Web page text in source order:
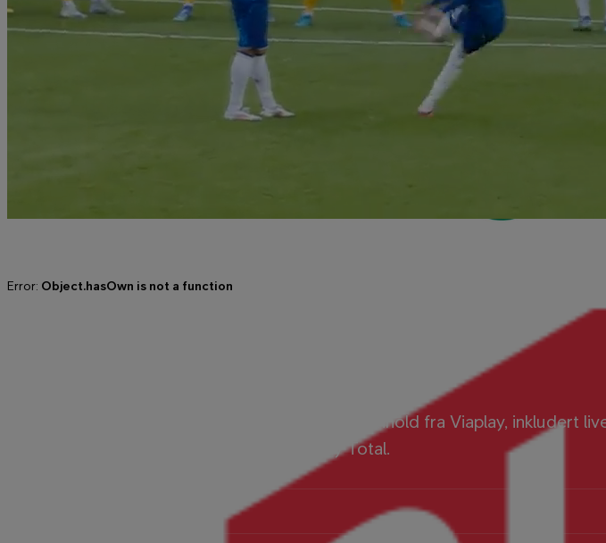
Error: Object.hasOwn is not a function
Som TV-kunde hos oss kan du få tilgang til alt innhold fra Viaplay, inkludert
premiumtjenestene V Premium eller Viaplay Total.